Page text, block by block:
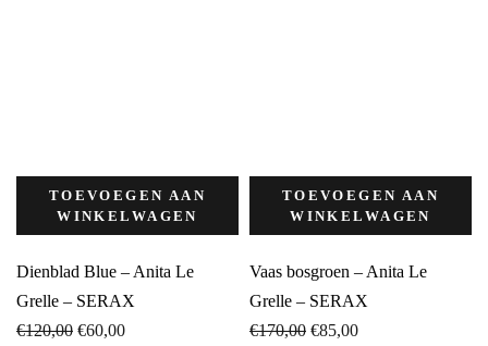
TOEVOEGEN AAN
WINKELWAGEN
Dienblad Blue – Anita Le
Grelle – SERAX
€120,00
Oorspronkelijke
€60,00
Huidige
TOEVOEGEN AAN
WINKELWAGEN
Vaas bosgroen – Anita Le
Grelle – SERAX
€170,00
Oorspronkelijke
€85,00
Huidige